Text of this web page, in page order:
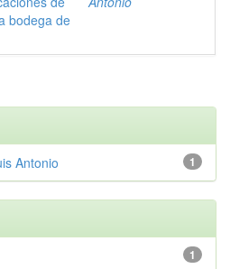
bodega de
1
Antonio
1